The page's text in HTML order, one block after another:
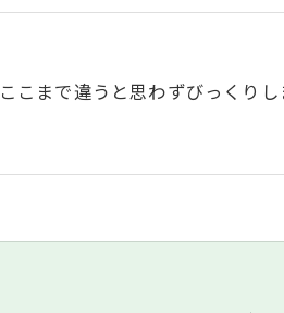
こまで違うと思わずびっくりし